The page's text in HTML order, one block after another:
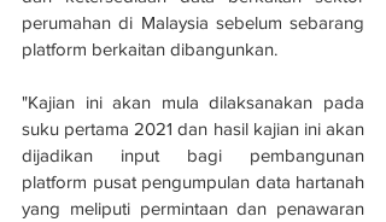
perumahan di Malaysia sebelum sebarang
platform berkaitan dibangunkan.
"Kajian ini akan mula dilaksanakan pada
suku pertama 2021 dan hasil kajian ini akan
dijadikan input bagi pembangunan
platform pusat pengumpulan data hartanah
yang meliputi permintaan dan penawaran